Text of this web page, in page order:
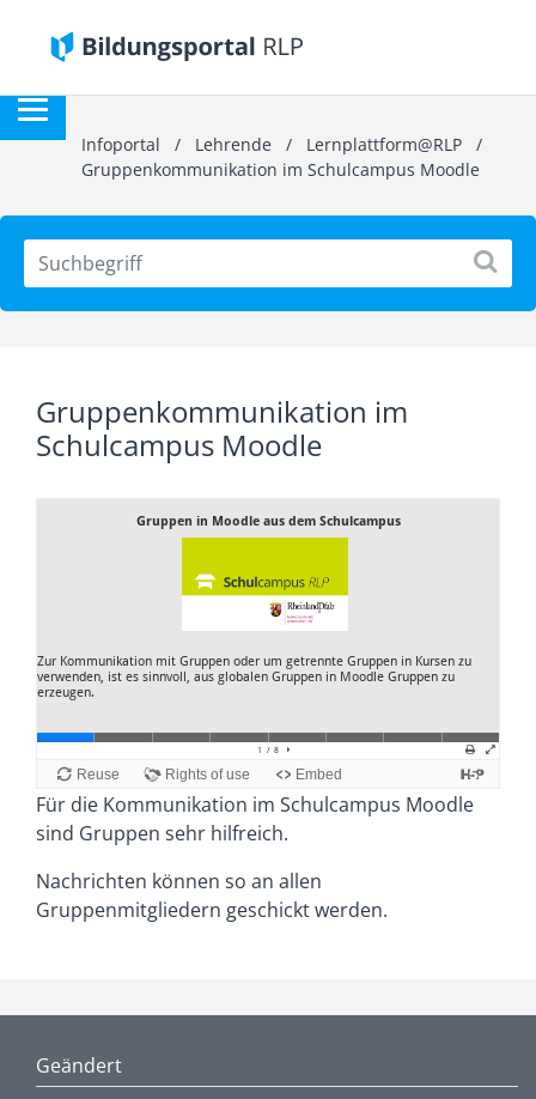
Infoportal / Lehrende / Lernplattform@RLP /
Gruppenkommunikation im Schulcampus Moodle
Gruppenkommunikation im
Schulcampus Moodle
Für die Kommunikation im Schulcampus Moodle
sind Gruppen sehr hilfreich.
Nachrichten können so an allen
Gruppenmitgliedern geschickt werden.
Geändert